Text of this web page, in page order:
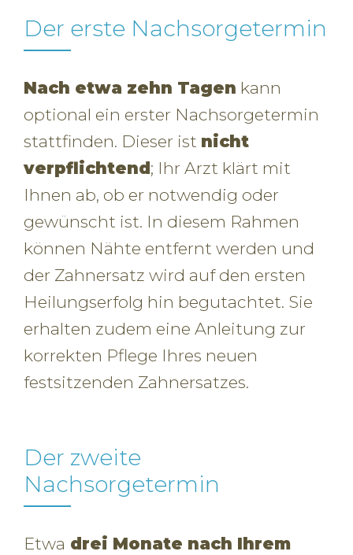
Der erste Nachsorgetermin
Nach etwa zehn Tagen kann
optional ein erster Nachsorgetermin
stattfinden. Dieser ist nicht
verpflichtend; Ihr Arzt klärt mit
Ihnen ab, ob er notwendig oder
gewünscht ist. In diesem Rahmen
können Nähte entfernt werden und
der Zahnersatz wird auf den ersten
Heilungserfolg hin begutachtet. Sie
erhalten zudem eine Anleitung zur
korrekten Pflege Ihres neuen
festsitzenden Zahnersatzes.
Der zweite
Nachsorgetermin
Etwa drei Monate nach Ihrem